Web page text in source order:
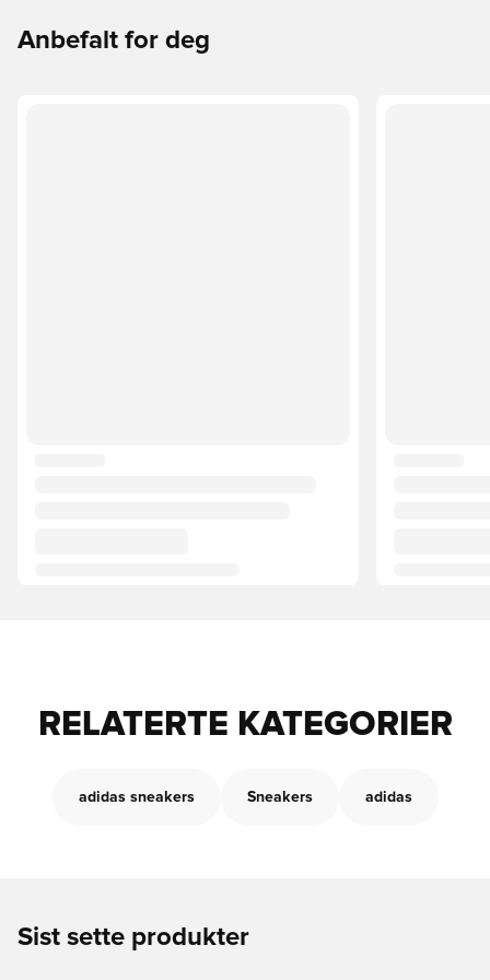
Anbefalt for deg
RELATERTE KATEGORIER
adidas sneakers Sneakers adidas
Sist sette produkter